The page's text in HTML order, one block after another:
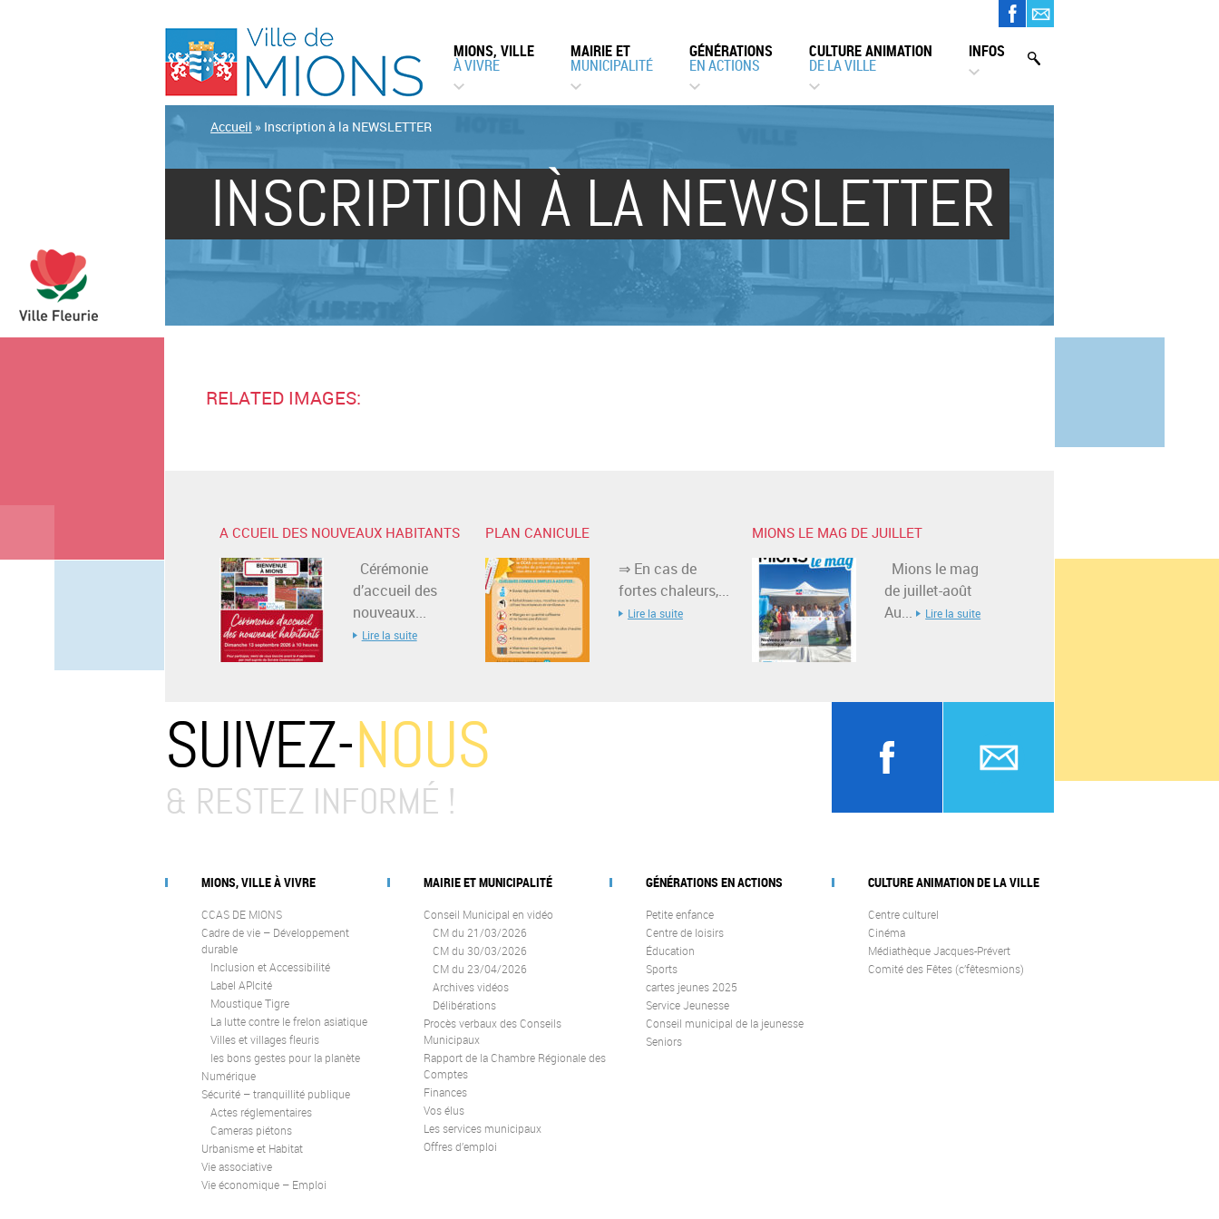
MIONS, VILLE
À VIVRE
MAIRIE ET
MUNICIPALITÉ
GÉNÉRATIONS
EN ACTIONS
CULTURE ANIMATION
DE LA VILLE
INFOS
Accueil » Inscription à la NEWSLETTER
INSCRIPTION À LA NEWSLETTER
RELATED IMAGES:
A CCUEIL DES NOUVEAUX HABITANTS
Cérémonie
d’accueil des
nouveaux...
Lire la suite
PLAN CANICULE
⇒ En cas de
fortes chaleurs,...
Lire la suite
MIONS LE MAG DE JUILLET
Mions le mag
de juillet-août
Au...
Lire la suite
SUIVEZ-NOUS
& RESTEZ INFORMÉ !
MIONS, VILLE À VIVRE
CCAS DE MIONS
Cadre de vie – Développement
durable
Inclusion et Accessibilité
Label APIcité
Moustique Tigre
La lutte contre le frelon asiatique
Villes et villages fleuris
les bons gestes pour la planète
Numérique
Sécurité – tranquillité publique
Actes réglementaires
Cameras piétons
Urbanisme et Habitat
Vie associative
Vie économique – Emploi
MAIRIE ET MUNICIPALITÉ
Conseil Municipal en vidéo
CM du 21/03/2026
CM du 30/03/2026
CM du 23/04/2026
Archives vidéos
Délibérations
Procès verbaux des Conseils
Municipaux
Rapport de la Chambre Régionale des
Comptes
Finances
Vos élus
Les services municipaux
Offres d’emploi
GÉNÉRATIONS EN ACTIONS
Petite enfance
Centre de loisirs
Éducation
Sports
cartes jeunes 2025
Service Jeunesse
Conseil municipal de la jeunesse
Seniors
CULTURE ANIMATION DE LA VILLE
Centre culturel
Cinéma
Médiathèque Jacques-Prévert
Comité des Fêtes (c’fêtesmions)